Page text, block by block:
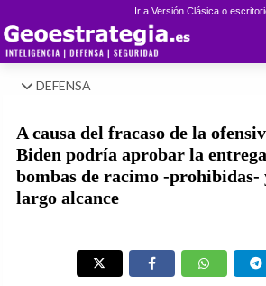
Ir a Versión Clásica o
DEFENSA
A causa del fracaso de la
Biden podría aprobar la
bombas de racimo -prohibidas-
largo alcance